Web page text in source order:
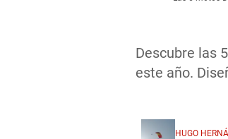
Descubre las
este año.
HUGO